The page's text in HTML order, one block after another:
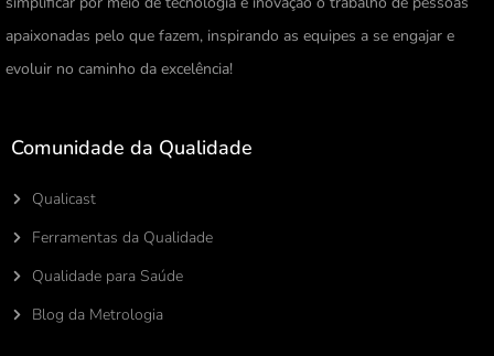
apaixonadas pelo que fazem, inspirando as equipes a se engajar e
evoluir no caminho da excelência!
Comunidade da Qualidade
Qualicast
Ferramentas da Qualidade
Qualidade para Saúde
Blog da Metrologia